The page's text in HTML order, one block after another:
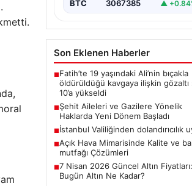
BTC 3067385 ▲
Son Eklenen Haberler
■Fatih’te 19 yaşındaki Ali’nin bıçakla
öldürüldüğü kavgaya ilişkin gözaltı
10’a yükseldi
■Şehit Aileleri ve Gazilere Yönelik
Haklarda Yeni Dönem Başladı
■İstanbul Valiliğinden dolandırıcılık
■Açık Hava Mimarisinde Kalite ve
mutfağı Çözümleri
■7 Nisan 2026 Güncel Altın Fiyatları:
Bugün Altın Ne Kadar?